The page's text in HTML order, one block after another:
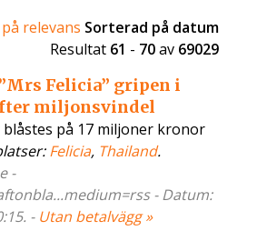
relevans Sorterad på datum
Resultat 61 - 70av 69029
Felicia” gripen i
miljonsvindel
blåstes på 17 miljoner kronor
Felicia, Thailand.
-
- Datum:
- Utan betalvägg »